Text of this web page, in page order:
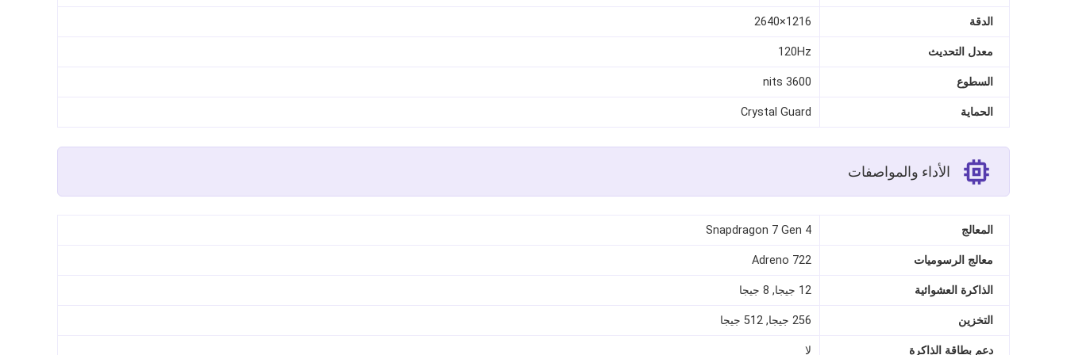
الدقة 1216×2640
معدل التحديث 120Hz
السطوع 3600 nits
الحماية Crystal Guard
الأداء والمواصفات
المعالج Snapdragon 7 Gen 4
معالج الرسوميات Adreno 722
الذاكرة العشوائية 12 جيجا, 8 جيجا
التخزين 256 جيجا, 512 جيجا
دعم بطاقة الذاكرة لا